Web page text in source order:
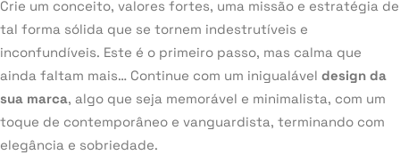
Crie um conceito, valores fortes, uma missão e estratégia de
tal forma sólida que se tornem indestrutíveis e
inconfundíveis. Este é o primeiro passo, mas calma que
ainda faltam mais… Continue com um inigualável design da
sua marca, algo que seja memorável e minimalista, com um
toque de contemporâneo e vanguardista, terminando com
elegância e sobriedade.